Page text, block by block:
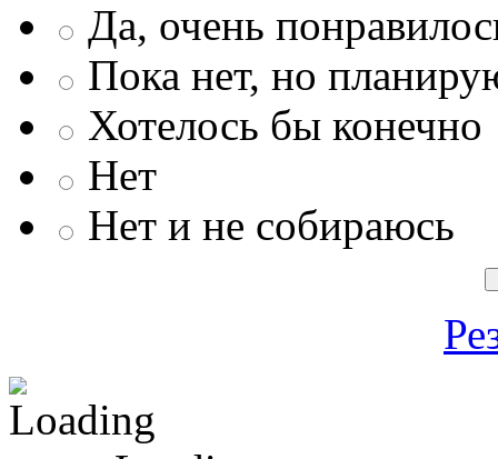
Да, очень
Пока нет, но
Хотелось бы конечно
Нет
Нет и не собираюсь